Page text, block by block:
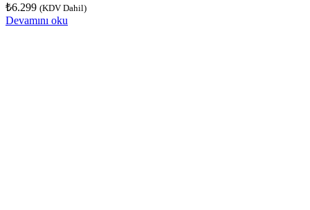
₺6.299 (KDV Dahil)
Devamını oku